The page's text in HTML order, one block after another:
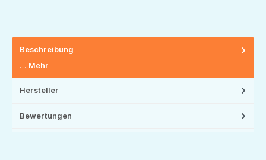
Beschreibung
… Mehr
Hersteller
Bewertungen